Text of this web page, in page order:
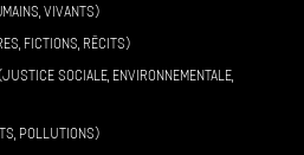
VIVANTS)
FICTIONS, RÉCITS)
SOCIALE, ENVIRONNEMENTALE,
POLLUTIONS)